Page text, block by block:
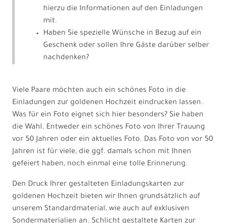
hierzu die Informationen auf den Einladungen
mit.
Haben Sie spezielle Wünsche in Bezug auf ein
Geschenk oder sollen Ihre Gäste darüber selber
nachdenken?
Viele Paare möchten auch ein schönes Foto in die
Einladungen zur goldenen Hochzeit eindrucken lassen.
Was für ein Foto eignet sich hier besonders? Sie haben
die Wahl. Entweder ein schönes Foto von Ihrer Trauung
vor 50 Jahren oder ein aktuelles Foto. Das Foto von vor 50
Jahren ist für viele, die ggf. damals schon mit Ihnen
gefeiert haben, noch einmal eine tolle Erinnerung.
Den Druck Ihrer gestalteten Einladungskarten zur
goldenen Hochzeit bieten wir Ihnen grundsätzlich auf
unserem Standardmaterial, wie auch auf exklusiven